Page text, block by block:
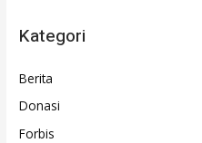
Kategori
Berita
Donasi
Forbis